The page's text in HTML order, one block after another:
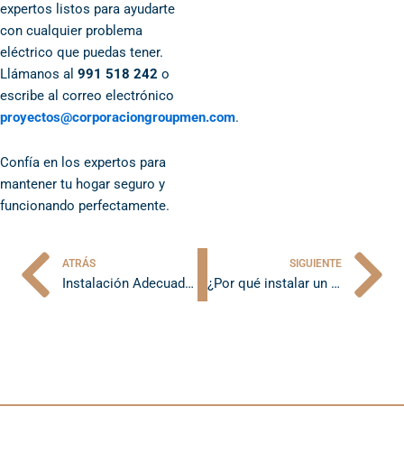
expertos listos para ayudarte
con cualquier problema
eléctrico que puedas tener.
Llámanos al 991 518 242 o
escribe al correo electrónico
proyectos@corporaciongroupmen.com.
Confía en los expertos para
mantener tu hogar seguro y
funcionando perfectamente.
Ant
ATRÁS
Instalación Adecuada de Aire Acondicionado: Clave para su Durabilidad
SIGUIENTE
¿Por qué instalar un interruptor diferencial en tu hogar?